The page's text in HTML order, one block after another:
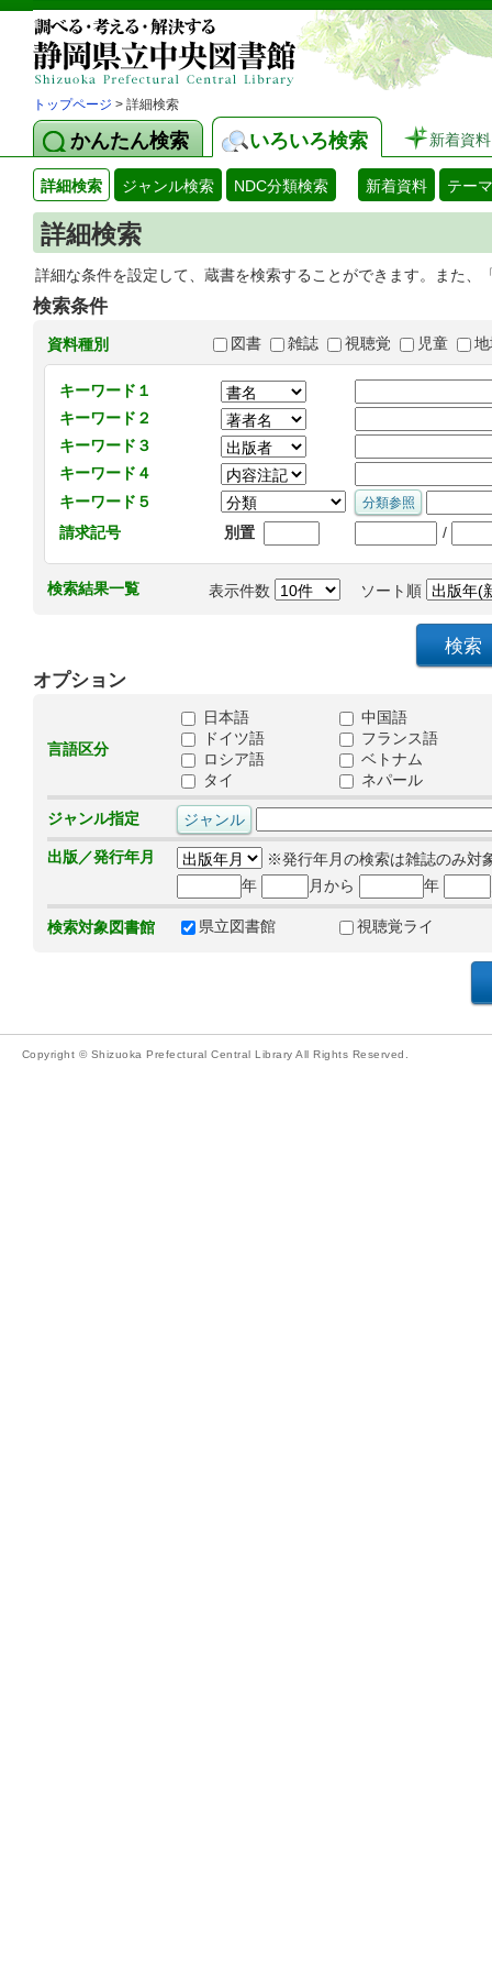
トップページ > 詳細検索
かんたん検索 いろいろ検索 新着資料
詳細検索 ジャンル検索 NDC分類検索 新着資料 テー
詳細検索
詳細な条件を設定して、蔵書を検索することができます。また
検索条件
資料種別 図書 雑誌 視聴覚 児童
キーワード１
キーワード２
キーワード３
キーワード４
キーワード５
請求記号
別置 /
検索結果一覧 表示件数 ソート順
オプション
言語区分
日本語
中国語
ドイツ語
フランス語
ロシア語
ベトナム
タイ
ネパール
ジャンル指定
出版／発行年月
※発行年月の検索は雑誌のみ対
年
月から 年
検索対象図書館 県立図書館 視聴覚ライ
Copyright © Shizuoka Prefectural Central Library All Rights Reserved.